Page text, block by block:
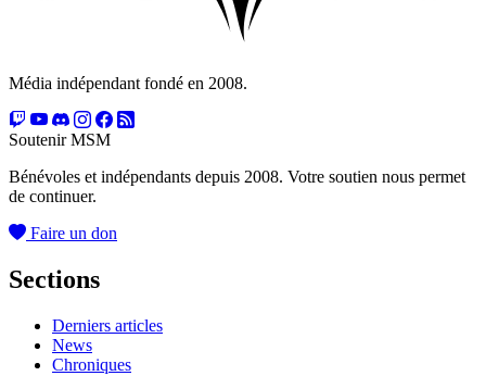
Média indépendant fondé en 2008.
Soutenir MSM
Bénévoles et indépendants depuis 2008. Votre soutien nous permet
de continuer.
Faire un don
Sections
Derniers articles
News
Chroniques